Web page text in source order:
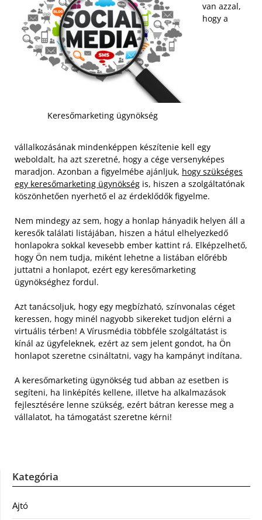
Keresőmarketing ügynökség
van azzal,
hogy a
vállalkozásának mindenképpen készítenie kell egy
weboldalt, ha azt szeretné, hogy a cége versenyképes
maradjon. Azonban a figyelmébe ajánljuk, hogy szükséges
egy keresőmarketing ügynökség is, hiszen a szolgáltatónak
köszönhetően nyerhető el az érdeklődők figyelme.
Nem mindegy az sem, hogy a honlap hányadik helyen áll a
keresők találati listájában, hiszen a hátul elhelyezkedő
honlapokra sokkal kevesebb ember kattint rá. Elképzelhető,
hogy Ön nem tudja, miként lehetne a listában előrébb
juttatni a honlapot, ezért egy keresőmarketing
ügynökséghez fordul.
Azt tanácsoljuk, hogy egy megbízható, színvonalas céget
keressen, hogy minél nagyobb sikereket tudjon elérni a
virtuális térben! A Vírusmédia többféle szolgáltatást is
kínál az ügyfeleknek, ezért az sem jelent gondot, ha Ön
honlapot szeretne csináltatni, vagy ha kampányt indítana.
A keresőmarketing ügynökség tud abban az esetben is
segíteni, ha linképítés kellene, illetve ha alkalmazások
fejlesztésére lenne szükség, ezért bátran keresse meg a
vállalatot, ha támogatást szeretne kérni!
Kategória
Ajtó